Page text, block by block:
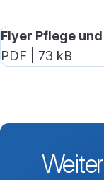
Flyer Pflege
PDF | 73 kB